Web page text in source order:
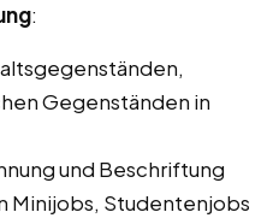
:
Gegenständen in
und Beschriftung
Minijobs, Studentenjobs